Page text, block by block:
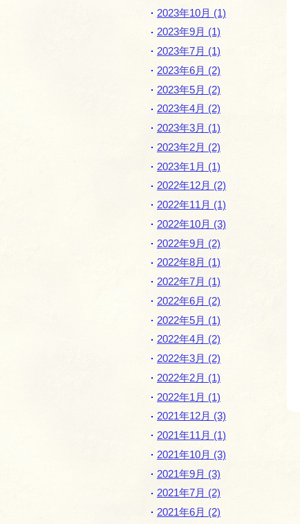
2023年10月 (1)
2023年9月 (1)
2023年7月 (1)
2023年6月 (2)
2023年5月 (2)
2023年4月 (2)
2023年3月 (1)
2023年2月 (2)
2023年1月 (1)
2022年12月 (2)
2022年11月 (1)
2022年10月 (3)
2022年9月 (2)
2022年8月 (1)
2022年7月 (1)
2022年6月 (2)
2022年5月 (1)
2022年4月 (2)
2022年3月 (2)
2022年2月 (1)
2022年1月 (1)
2021年12月 (3)
2021年11月 (1)
2021年10月 (3)
2021年9月 (3)
2021年7月 (2)
2021年6月 (2)